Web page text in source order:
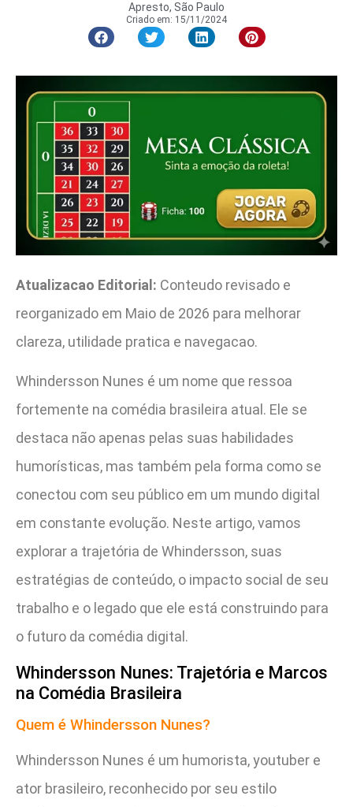
Apresto, São Paulo
Criado em: 15/11/2024
Atualizacao Editorial: Conteudo revisado e
reorganizado em Maio de 2026 para melhorar
clareza, utilidade pratica e navegacao.
Whindersson Nunes é um nome que ressoa
fortemente na comédia brasileira atual. Ele se
destaca não apenas pelas suas habilidades
humorísticas, mas também pela forma como se
conectou com seu público em um mundo digital
em constante evolução. Neste artigo, vamos
explorar a trajetória de Whindersson, suas
estratégias de conteúdo, o impacto social de seu
trabalho e o legado que ele está construindo para
o futuro da comédia digital.
Whindersson Nunes: Trajetória e Marcos
na Comédia Brasileira
Quem é Whindersson Nunes?
Whindersson Nunes é um humorista, youtuber e
ator brasileiro, reconhecido por seu estilo